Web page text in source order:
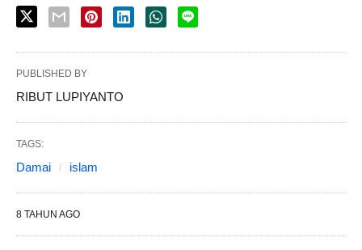
PUBLISHED BY
RIBUT LUPIYANTO
TAGS:
Damai islam
8 TAHUN AGO